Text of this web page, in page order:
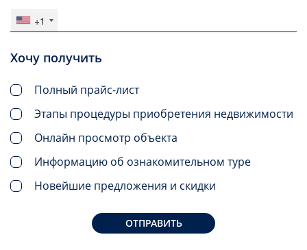
+1
Хочу получить
Полный прайс-лист
Этапы процедуры приобретения недвижимости
Онлайн просмотр объекта
Информацию об ознакомительном туре
Новейшие предложения и скидки
ОТПРАВИТЬ